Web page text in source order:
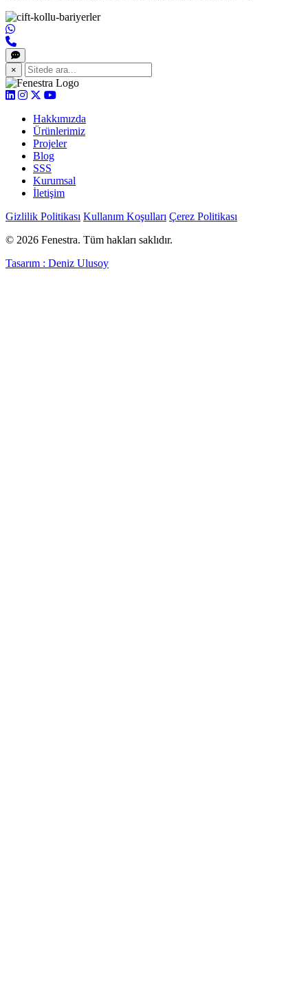
×
Hakkımızda
Ürünlerimiz
Projeler
Blog
SSS
Kurumsal
İletişim
Gizlilik Politikası Kullanım Koşulları Çerez Politikası
© 2026 Fenestra. Tüm hakları saklıdır.
Tasarım : Deniz Ulusoy